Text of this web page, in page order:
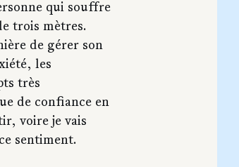
qui souffre
trois mètres.
de gérer son
les
très
de confiance en
voire je vais
sentiment.